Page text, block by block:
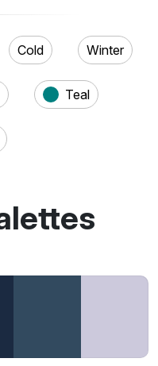
Cold Winter
Teal